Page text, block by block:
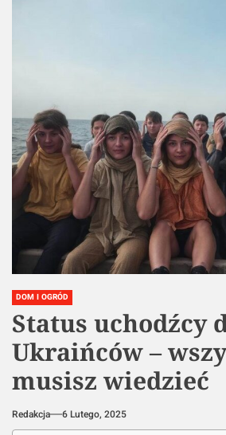
DOM I OGRÓD
Status uchodźcy
Ukraińców –
musisz wiedzieć
Redakcja 6 Lutego, 2025